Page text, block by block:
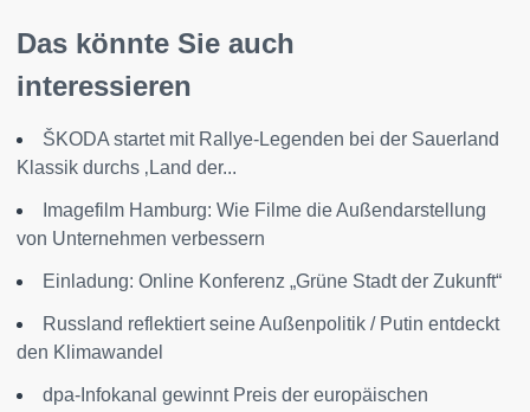
Das könnte Sie auch
interessieren
ŠKODA startet mit Rallye-Legenden bei der Sauerland
Klassik durchs ‚Land der...
Imagefilm Hamburg: Wie Filme die Außendarstellung
von Unternehmen verbessern
Einladung: Online Konferenz „Grüne Stadt der Zukunft“
Russland reflektiert seine Außenpolitik / Putin entdeckt
den Klimawandel
dpa-Infokanal gewinnt Preis der europäischen